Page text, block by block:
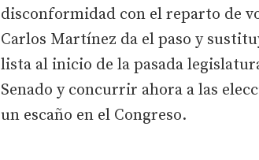
disconformidad con el reparto de
Carlos Martínez da el paso y
lista al inicio de la pasada
Senado y concurrir ahora a las
un escaño en el Congreso.